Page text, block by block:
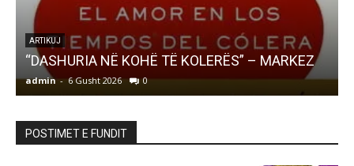
LETËRSI
Ndizet Ndizet… një zjarr i pashuar.
admin - 6 Gusht 2026 0
POSTIMET E FUNDIT